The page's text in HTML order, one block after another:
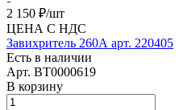
2 150 ₽/шт
ЦЕНА С НДС
Завихритель 260А арт. 220405
Есть в наличии
Арт. BT0000619
В корзину